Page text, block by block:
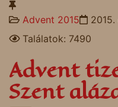
Advent 2015
Találatok: 7490
Advent
Szent